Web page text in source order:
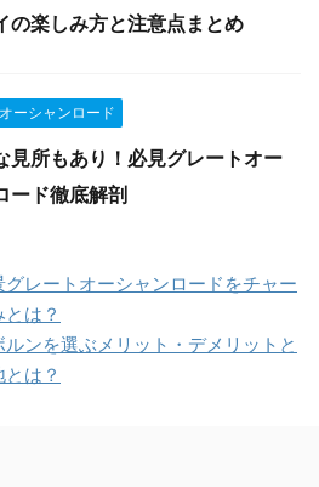
の楽しみ方と注意点まとめ
ーシャンロード
見所もあり！必見グレートオー
ード徹底解剖
グレートオーシャンロードをチャー
は？
ンを選ぶメリット・デメリットと
は？